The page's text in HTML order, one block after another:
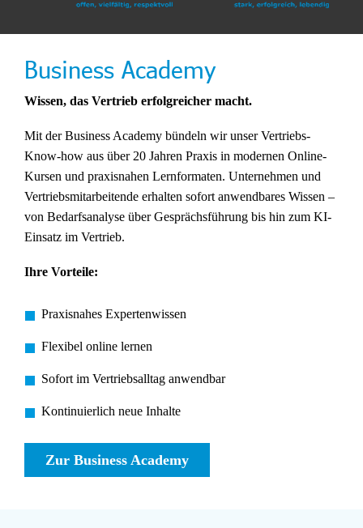
Business Academy
Wissen, das Vertrieb erfolgreicher macht.
Mit der Business Academy bündeln wir unser Vertriebs-
Know-how aus über 20 Jahren Praxis in modernen Online-
Kursen und praxisnahen Lernformaten. Unternehmen und
Vertriebsmitarbeitende erhalten sofort anwendbares Wissen –
von Bedarfsanalyse über Gesprächsführung bis hin zum KI-
Einsatz im Vertrieb.
Ihre Vorteile:
Praxisnahes Expertenwissen
Flexibel online lernen
Sofort im Vertriebsalltag anwendbar
Kontinuierlich neue Inhalte
Zur Business Academy